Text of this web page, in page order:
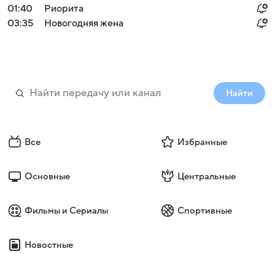
01:40
Риорита
03:35
Новогодняя жена
Найти
Все Избранные
Основные Центральные
Фильмы и Сериалы Спортивные
Новостные